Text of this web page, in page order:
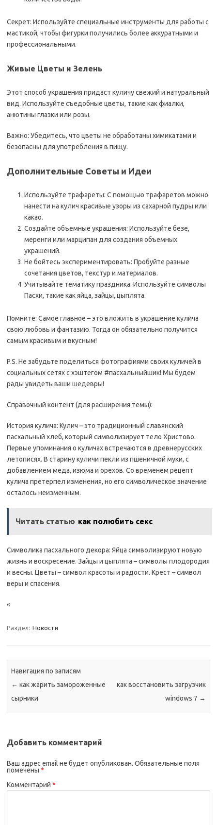
Секрет: Используйте специальные инструменты для работы с
мастикой, чтобы фигурки получились более аккуратными и
профессиональными.
Живые Цветы и Зелень
Этот способ украшения придаст куличу свежий и натуральный
вид. Используйте съедобные цветы, такие как фиалки,
анютины глазки или розы.
Важно: Убедитесь, что цветы не обработаны химикатами и
безопасны для употребления в пищу.
Дополнительные Советы и Идеи
Используйте трафареты: С помощью трафаретов можно
нанести на кулич красивые узоры из сахарной пудры или
какао.
Создайте объемные украшения: Используйте безе,
меренги или марципан для создания объемных
украшений.
Не бойтесь экспериментировать: Пробуйте разные
сочетания цветов, текстур и материалов.
Учитывайте тематику праздника: Используйте символы
Пасхи, такие как яйца, зайцы, цыплята.
Помните: Самое главное – это вложить в украшение кулича
свою любовь и фантазию. Тогда он обязательно получится
самым красивым и вкусным!
P.S. Не забудьте поделиться фотографиями своих куличей в
социальных сетях с хэштегом #пасхальныйшик! Мы будем
рады увидеть ваши шедевры!
Справочный контент (для расширения темы):
История кулича: Кулич – это традиционный славянский
пасхальный хлеб, который символизирует тело Христово.
Первые упоминания о куличах встречаются в древнерусских
летописях. В старину куличи пекли из пшеничной муки, с
добавлением меда, изюма и орехов. Со временем рецепт
кулича претерпел изменения, но его символическое значение
осталось неизменным.
Читать статью как полюбить секс
Символика пасхального декора: Яйца символизируют новую
жизнь и воскресение. Зайцы и цыплята – символы плодородия
и весны. Цветы – символ красоты и радости. Крест – символ
веры и спасения.
«
Раздел: Новости
Навигация по записям
← как жарить замороженные
сырники
как восстановить загрузчик
windows 7 →
Добавить комментарий
Ваш адрес email не будет опубликован. Обязательные поля
помечены *
Комментарий *